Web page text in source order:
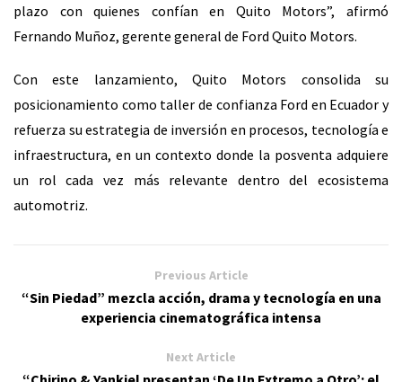
plazo con quienes confían en Quito Motors”, afirmó
Fernando Muñoz, gerente general de Ford Quito Motors.
Con este lanzamiento, Quito Motors consolida su
posicionamiento como taller de confianza Ford en Ecuador y
refuerza su estrategia de inversión en procesos, tecnología e
infraestructura, en un contexto donde la posventa adquiere
un rol cada vez más relevante dentro del ecosistema
automotriz.
Previous Article
“Sin Piedad” mezcla acción, drama y tecnología en una
experiencia cinematográfica intensa
Next Article